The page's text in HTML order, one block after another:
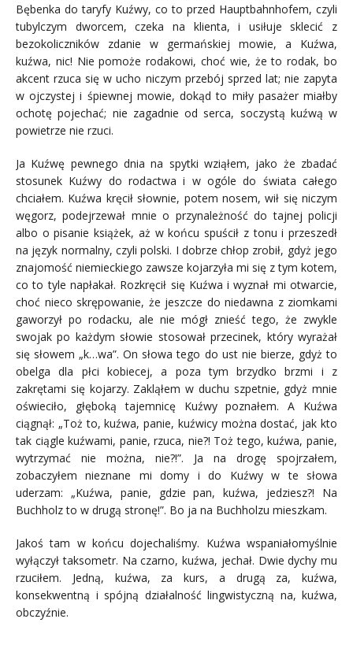
Bębenka do taryfy Kuźwy, co to przed Hauptbahnhofem, czyli
tubylczym dworcem, czeka na klienta, i usiłuje sklecić z
bezokoliczników zdanie w germańskiej mowie, a Kuźwa,
kuźwa, nic! Nie pomoże rodakowi, choć wie, że to rodak, bo
akcent rzuca się w ucho niczym przebój sprzed lat; nie zapyta
w ojczystej i śpiewnej mowie, dokąd to miły pasażer miałby
ochotę pojechać; nie zagadnie od serca, soczystą kuźwą w
powietrze nie rzuci.
Ja Kuźwę pewnego dnia na spytki wziąłem, jako że zbadać
stosunek Kuźwy do rodactwa i w ogóle do świata całego
chciałem. Kuźwa kręcił słownie, potem nosem, wił się niczym
węgorz, podejrzewał mnie o przynależność do tajnej policji
albo o pisanie książek, aż w końcu spuścił z tonu i przeszedł
na język normalny, czyli polski. I dobrze chłop zrobił, gdyż jego
znajomość niemieckiego zawsze kojarzyła mi się z tym kotem,
co to tyle napłakał. Rozkręcił się Kuźwa i wyznał mi otwarcie,
choć nieco skrępowanie, że jeszcze do niedawna z ziomkami
gaworzył po rodacku, ale nie mógł znieść tego, że zwykle
swojak po każdym słowie stosował przecinek, który wyrażał
się słowem „k…wa”. On słowa tego do ust nie bierze, gdyż to
obelga dla płci kobiecej, a poza tym brzydko brzmi i z
zakrętami się kojarzy. Zakląłem w duchu szpetnie, gdyż mnie
oświeciło, głęboką tajemnicę Kuźwy poznałem. A Kuźwa
ciągnął: „Toż to, kuźwa, panie, kuźwicy można dostać, jak kto
tak ciągle kuźwami, panie, rzuca, nie?! Toż tego, kuźwa, panie,
wytrzymać nie można, nie?!”. Ja na drogę spojrzałem,
zobaczyłem nieznane mi domy i do Kuźwy w te słowa
uderzam: „Kuźwa, panie, gdzie pan, kuźwa, jedziesz?! Na
Buchholz to w drugą stronę!”. Bo ja na Buchholzu mieszkam.
Jakoś tam w końcu dojechaliśmy. Kuźwa wspaniałomyślnie
wyłączył taksometr. Na czarno, kuźwa, jechał. Dwie dychy mu
rzuciłem. Jedną, kuźwa, za kurs, a drugą za, kuźwa,
konsekwentną i spójną działalność lingwistyczną na, kuźwa,
obczyźnie.